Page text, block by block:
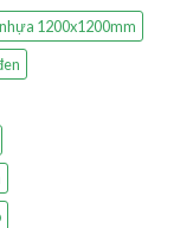
1200x1200mm